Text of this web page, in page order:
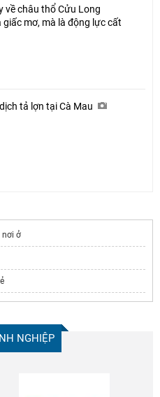
về châu thổ Cửu Long
giấc mơ, mà là động lực cất
tả lợn tại Cà Mau
ở
NGHIỆP